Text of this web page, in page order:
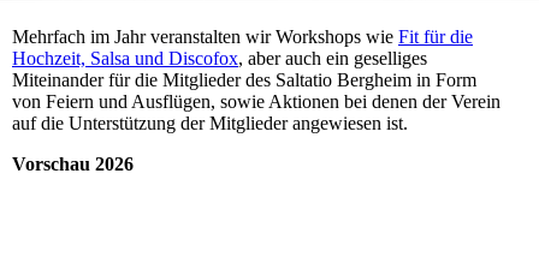
Mehrfach im Jahr veranstalten wir Workshops wie Fit für die
Hochzeit, Salsa und Discofox, aber auch ein geselliges
Miteinander für die Mitglieder des Saltatio Bergheim in Form
von Feiern und Ausflügen, sowie Aktionen bei denen der Verein
auf die Unterstützung der Mitglieder angewiesen ist.
Vorschau 2026